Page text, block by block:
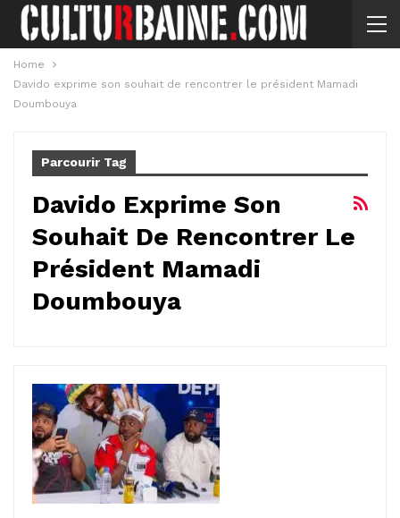
Home
Davido exprime son souhait de rencontrer le président Mamadi
Doumbouya
Parcourir Tag
Davido Exprime Son
Souhait De Rencontrer Le
Président Mamadi
Doumbouya